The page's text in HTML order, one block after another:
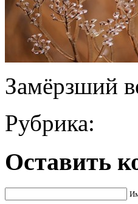
Замёрзший
Рубрика:
Оставить